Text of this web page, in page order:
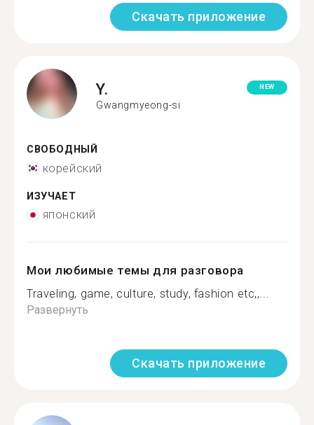
Скачать приложение
Y.
Gwangmyeong-si
NEW
СВОБОДНЫЙ
корейский
ИЗУЧАЕТ
японский
Мои любимые темы для разговора
Traveling, game, culture, study, fashion etc,,...
Развернуть
Скачать приложение